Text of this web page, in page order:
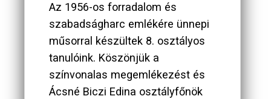
Az 1956-os forradalom és
szabadságharc emlékére ünnepi
műsorral készültek 8. osztályos
tanulóink. Köszönjük a
színvonalas megemlékezést és
Ácsné Biczi Edina osztályfőnök